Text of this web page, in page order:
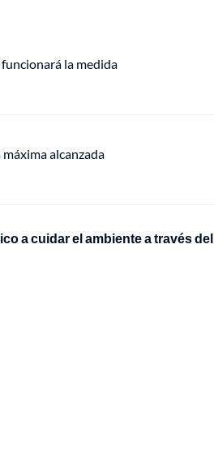
la medida
alcanzada
a cuidar el ambiente a través del